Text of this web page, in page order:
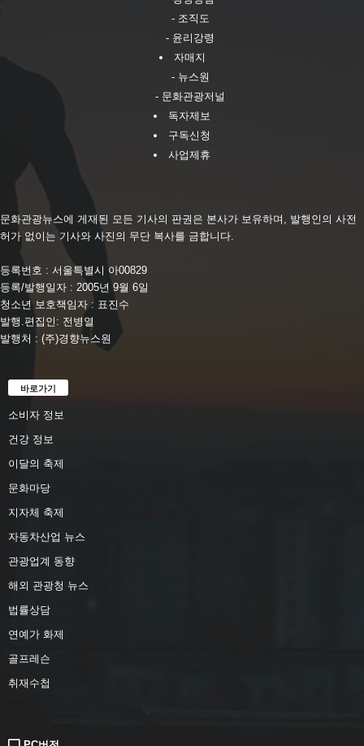
- 조직도
- 윤리강령
자매지
- 뉴스원
- 문화관광저널
독자제보
구독신청
사업제휴
문화관광뉴스에 게재된 모든 기사의 판권은 본사가 보유하며, 발행인의 사전
허가 없이는 기사와 사진의 무단 복사를 금합니다.
등록번호 : 서울특별시 아00829
등록/발행일자 : 2005년 9월 6일
청소년 보호책임자 : 표진수
발행.편집인: 전병열
발행처 : (주)경향뉴스원
바로가기
소비자 정보
건강 정보
이달의 축제
문화마당
지자체 축제
자동차산업 뉴스
관광업계 동향
해외 관광청 뉴스
법률상담
연예가 화제
골프레슨
취재수첩